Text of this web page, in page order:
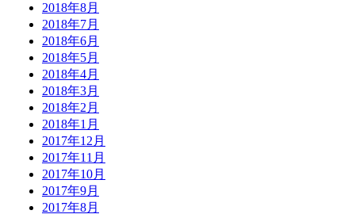
2018年8月
2018年7月
2018年6月
2018年5月
2018年4月
2018年3月
2018年2月
2018年1月
2017年12月
2017年11月
2017年10月
2017年9月
2017年8月